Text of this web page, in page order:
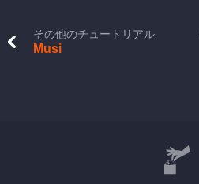
その他のチュートリアル
Musi